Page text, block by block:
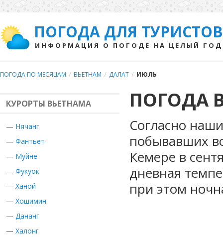
ПОГОДА ДЛЯ ТУРИСТОВ
ИНФОРМАЦИЯ О ПОГОДЕ НА ЦЕЛЫЙ ГОД
ПОГОДА ПО МЕСЯЦАМ / ВЬЕТНАМ / ДАЛАТ / ИЮЛЬ
КУРОРТЫ ВЬЕТНАМА
— Нячанг
— Фантьет
— Муйне
— Фукуок
— Ханой
— Хошимин
— Дананг
— Халонг
ПОГОДА
Согласно
побывавших
Кемере в
дневная
при этом